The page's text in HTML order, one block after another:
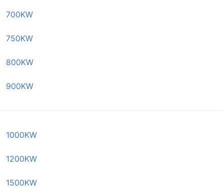
700KW
750KW
800KW
900KW
1000KW
1200KW
1500KW